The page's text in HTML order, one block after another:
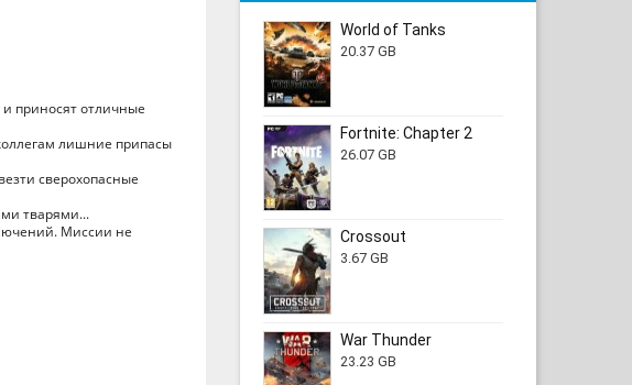
приносят отличные
лишние припасы
сверохопасные
тварями...
Миссии не
World of Tanks
20.37 GB
Fortnite: Chapter 2
26.07 GB
Crossout
3.67 GB
War Thunder
23.23 GB